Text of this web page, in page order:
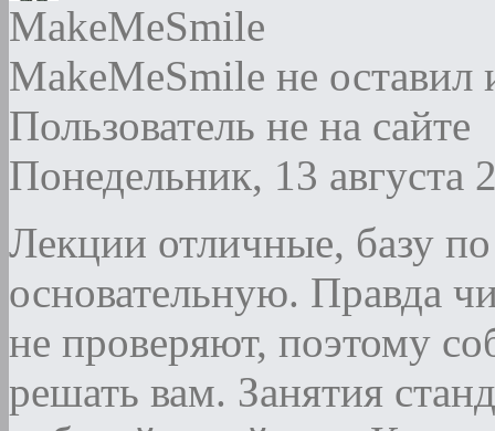
MakeMeSmile
MakeMeSmile не
Пользователь не на сайте
Понедельник, 13 августа
Лекции отличные, базу
основательную. Правда
не проверяют, поэтому
решать вам. Занятия